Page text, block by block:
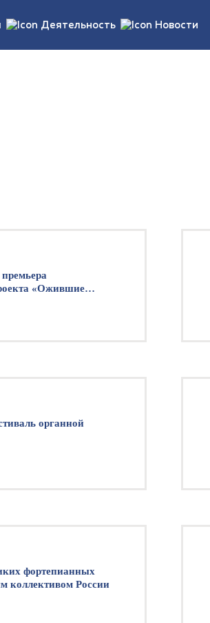
Деятельность Новости
«Ожившие
органной
фортепианных
коллективом России